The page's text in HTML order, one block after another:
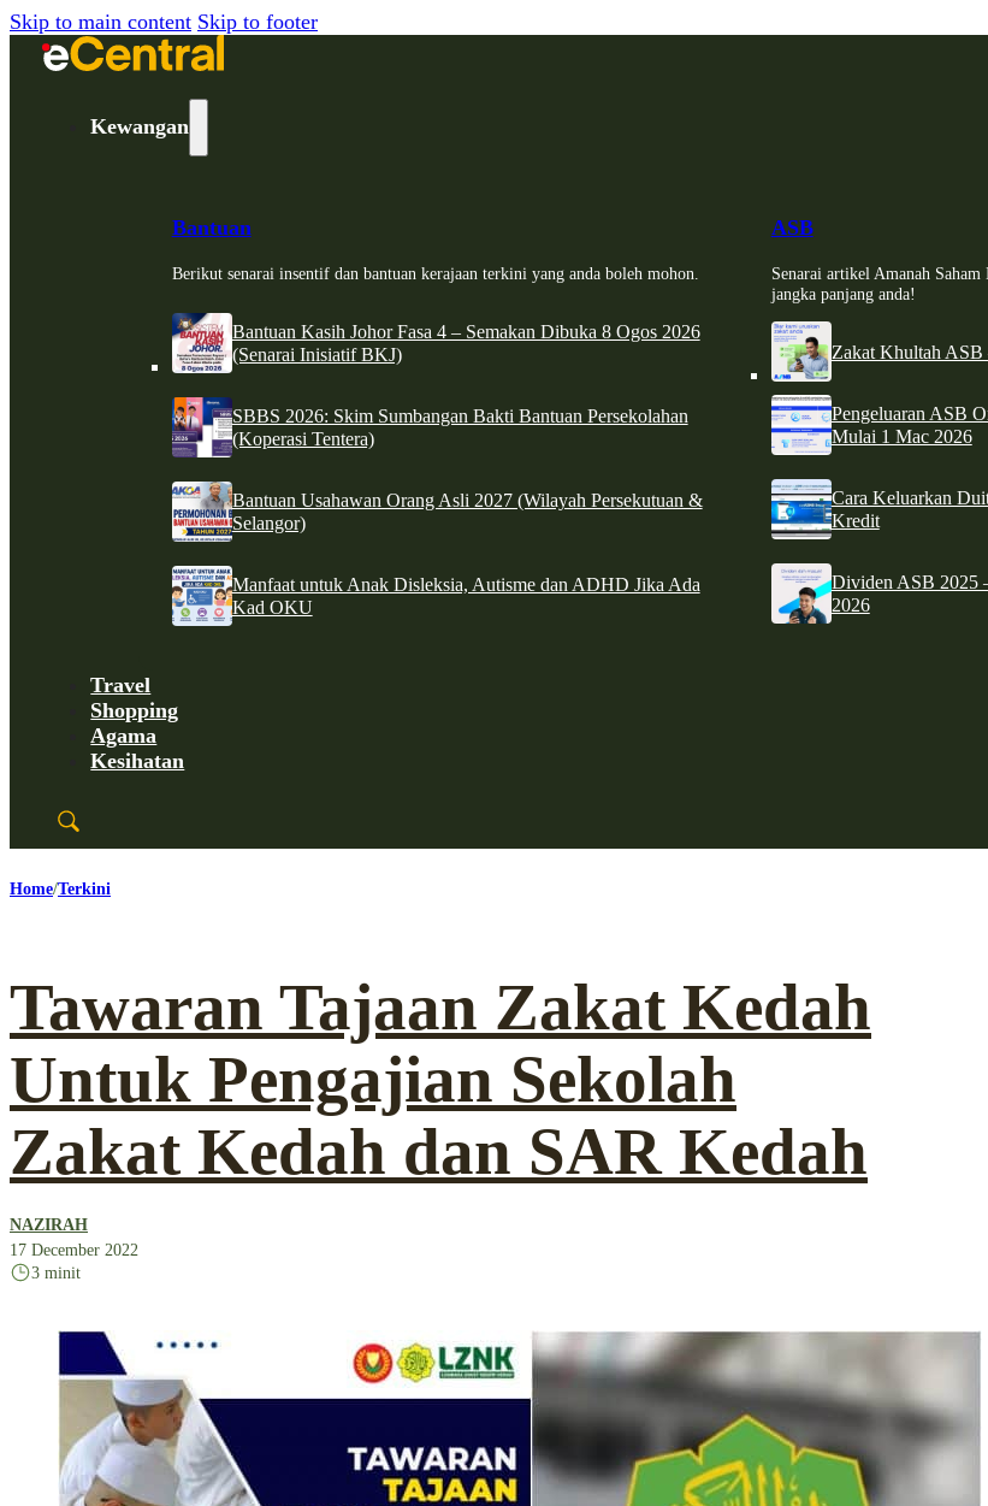
Skip to main content Skip to footer
Kewangan
Bantuan
Berikut senarai insentif dan bantuan kerajaan terkini yang anda boleh mohon.
Bantuan Kasih Johor Fasa 4 – Semakan Dibuka 8 Ogos 2026
(Senarai Inisiatif BKJ)
SBBS 2026: Skim Sumbangan Bakti Bantuan Persekolahan
(Koperasi Tentera)
Bantuan Usahawan Orang Asli 2027 (Wilayah Persekutuan &
Selangor)
Manfaat untuk Anak Disleksia, Autisme dan ADHD Jika Ada
Kad OKU
ASB
Senarai artikel Amanah
jangka panjang anda!
Zakat Khultah
Pengeluaran ASB
Mulai 1 Mac 2026
Cara Keluarkan
Kredit
Dividen ASB 2025
2026
Travel
Shopping
Agama
Kesihatan
Home Terkini
Tawaran Tajaan Zakat Kedah
Untuk Pengajian Sekolah
Zakat Kedah dan SAR Kedah
NAZIRAH
17 December 2022
3 minit